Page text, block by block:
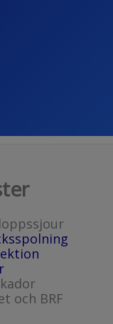
och BRF